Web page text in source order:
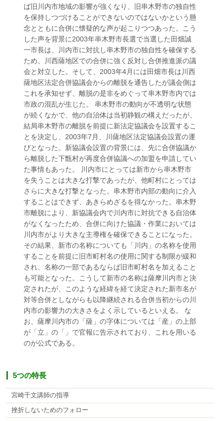
ば旧川内市地域の影響が強くなり、旧串木野市の独自性
を保持しつづけることができないのではないかという懸
念とともに合併に懐疑的な声が起こりつつあった。こう
した声を背景に2003年串木野市長選で当選した田畑誠
一市長は、川内市に対抗し串木野市の独自性を確保する
ため、川西薩地区での合併に強く反対し合併推進派の議
会と対立した。そして、2003年4月には田畑市長は川西
薩地区法定合併協議会からの離脱を通告したが議会側は
これを承知せず、離脱の是非をめぐって串木野市内では
市政の混乱が生じた。 串木野市の動向が不透明な状態
が続くなかで、他の自治体は当初静観の構えだったが、
結局串木野市の離脱を前提に新法定協議会を設置するこ
とを決定し、2003年7月、川薩地区法定協議会設置の運
びとなった。新協議会設置の背景には、先に合併協議か
ら離脱した下甑村が再度合併協議への加盟を申請してい
た事情もあった。 川内市にとっては新市から串木野市
を失うことは大きな打撃であったが、他町村にとっては
さらに大きな打撃となった。串木野市内部の動向に介入
することはできず、あきらめざるを得なかった。串木野
市離脱により、新協議会内で川内市に対抗できる自治体
がなくなったため、合併に向けた協議・作業においては
川内市がより大きな主導権を確保できることになった。
その結果、新市の名称についても「川内」の名称を使用
することを前提に旧市町村名の使用に関する制限が緩和
され、名称の一部であるならば旧市町村名を加えること
も可能となった。こうして新市の名称は薩摩川内市と決
定されたが、このような経緯を経て決定された新市名が
対等合併としながらも以降継続される合併当初からの川
内市の影響力の大きさをよく示しているといえる。 な
お、薩摩川内市の「薩」の字体については「産」の上部
が「立」の「」で官報に告示されており、これを用いる
のが公式である。
5つの特長
宮崎千文講師の指導
挫折しないためのフォロー